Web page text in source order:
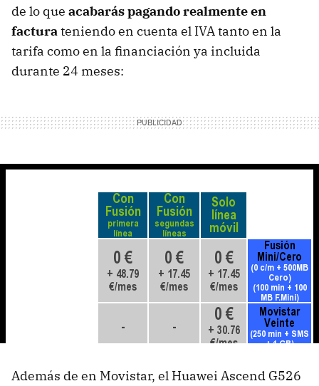
de lo que acabarás pagando realmente en
facturateniendo en cuenta el IVA tanto en la
tarifa como en la financiación ya incluida
durante 24 meses:
Además de en Movistar, el Huawei Ascend G526